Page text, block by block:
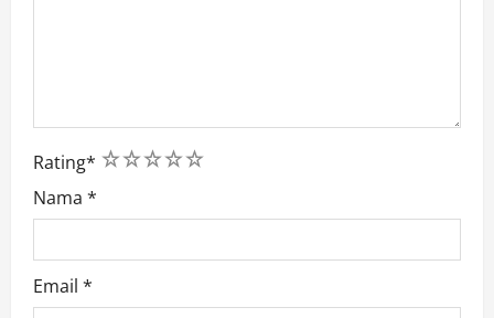
Rating* 5
4
3
2
1
Nama *
Email *